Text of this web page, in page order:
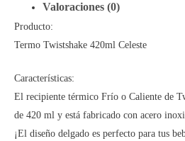
Valoraciones (0)
Producto:
Termo Twistshake 420ml Celeste
Características:
El recipiente térmico Frío o Caliente de
de 420 ml y está fabricado con acero
¡El diseño delgado es perfecto para tus